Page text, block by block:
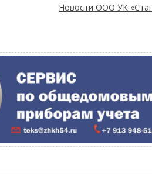
Новости ООО УК